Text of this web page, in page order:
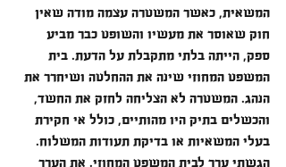
המשאית, כאשר המשטרה עצמה מודה שאין
חוק שאוסר את מעשיו והשופט כבר מביע
ספק, הייתה בלתי מתקבלת על הדעת. בית
המשפט המחוזי שינה את ההחלטה ושיחרר את
הנהג. המשטרה לא הצליחה לחזק את החשד,
והכשלים בתיק היו מהותיים, כולל אי חקירת
בעלי המשאיות או בדיקת תעודות המשלוח.
הגשתי ערר לבית המשפט המחוזי. את הערר